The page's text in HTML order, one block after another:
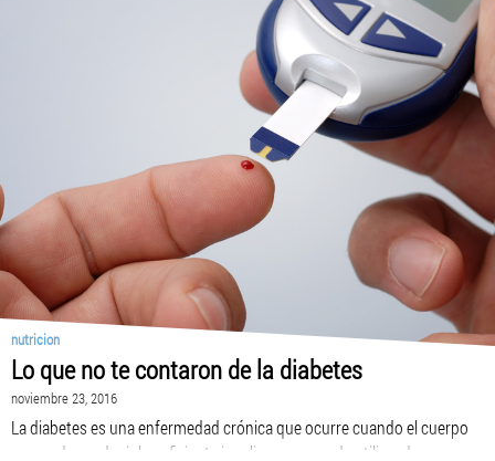
nutricion
Lo que no te contaron de la diabetes
noviembre 23, 2016
La diabetes es una enfermedad crónica que ocurre cuando el cuerpo
no puede producir la suficiente insulina o no puede utilizar de manera